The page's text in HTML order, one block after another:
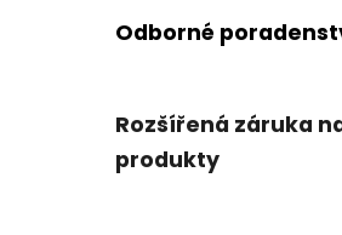
Odborné
Rozšířená záruka
produkty